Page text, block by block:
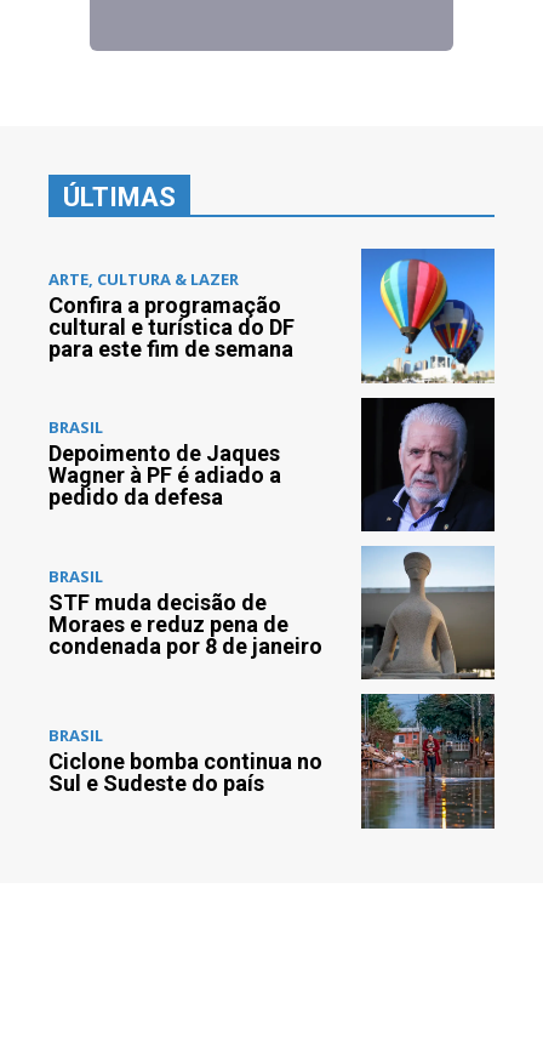
ÚLTIMAS
ARTE, CULTURA & LAZER
Confira a programação
cultural e turística do DF
para este fim de semana
BRASIL
Depoimento de Jaques
Wagner à PF é adiado a
pedido da defesa
BRASIL
STF muda decisão de
Moraes e reduz pena de
condenada por 8 de janeiro
BRASIL
Ciclone bomba continua no
Sul e Sudeste do país